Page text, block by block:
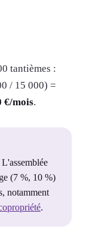
tantièmes :
/ 15 000) =
€/mois.
(7 %, 10 %)
notamment
.